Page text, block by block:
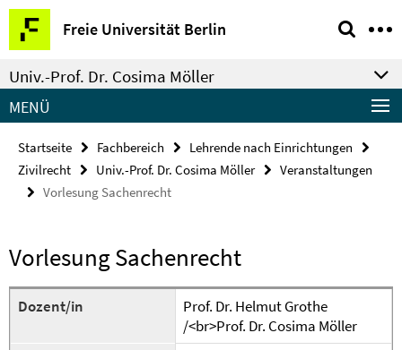
Springe
direkt
zu
Inhalt
Freie Universität Berlin
Service-
Navigation
Univ.-Prof. Dr. Cosima Möller
MENÜ
Startseite Fachbereich
Lehrende nach Einrichtungen
Zivilrecht
Univ.-Prof. Dr. Cosima Möller
Veranstaltungen
Vorlesung Sachenrecht
Vorlesung Sachenrecht
Dozent/in
Prof. Dr. Helmut Grothe
/<br>Prof. Dr. Cosima Möller